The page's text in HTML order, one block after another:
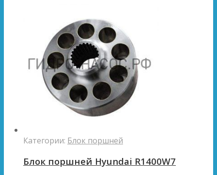
Категории: Блок поршней
Блок поршней Hyundai R1400W7